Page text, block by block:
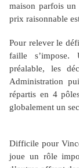
maison parfois
prix raisonnable
Pour relever le
faille s’impose.
préalable, les
Administration
répartis en 4
globalement un
Difficile pour
joue un rôle